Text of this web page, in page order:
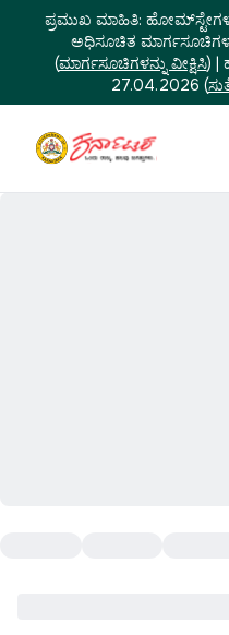
ಪ್ರಮುಖ ಮಾಹಿತಿ:
ಅಧಿಸೂಚಿತ
(ಮಾರ್ಗಸೂಚಿಗಳನ್ನು ವೀಕ್ಷಿಸಿ) |
27.04.2026 (